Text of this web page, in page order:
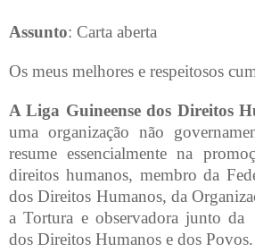
Assunto: Carta aberta
Os meus melhores e respeitosos
A Liga Guineense dos Direitos
uma organização não
resume essencialmente na
direitos humanos, membro da
dos Direitos Humanos, da
a Tortura e observadora junto da
dos Direitos Humanos e dos Povos.